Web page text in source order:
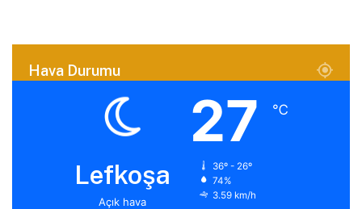
Hava Durumu
Lefkoşa
Açık hava
27 ℃
36º - 26º
74%
3.59 km/h